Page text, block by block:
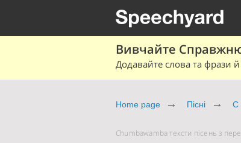
Вивчайте Справжню
Додавайте слова та фрази
Home page Пісні C
Chumbawamba тексти пісень з